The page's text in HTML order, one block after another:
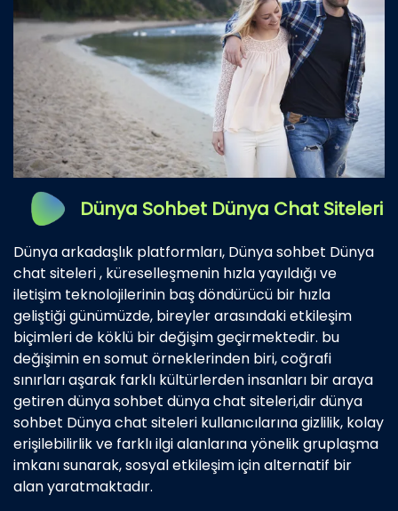
Dünya Sohbet Dünya Chat Siteleri
Dünya arkadaşlık platformları, Dünya sohbet Dünya
chat siteleri , küreselleşmenin hızla yayıldığı ve
iletişim teknolojilerinin baş döndürücü bir hızla
geliştiği günümüzde, bireyler arasındaki etkileşim
biçimleri de köklü bir değişim geçirmektedir. bu
değişimin en somut örneklerinden biri, coğrafi
sınırları aşarak farklı kültürlerden insanları bir araya
getiren dünya sohbet dünya chat siteleri,dir dünya
sohbet Dünya chat siteleri kullanıcılarına gizlilik, kolay
erişilebilirlik ve farklı ilgi alanlarına yönelik gruplaşma
imkanı sunarak, sosyal etkileşim için alternatif bir
alan yaratmaktadır.